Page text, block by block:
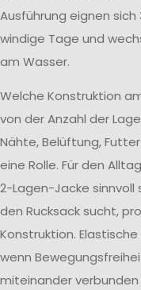
Ausführung eignen
windige Tage und
am Wasser.
Welche Konstruktion
von der Anzahl der
Nähte, Belüftung,
eine Rolle. Für den
2-Lagen-Jacke sinnvoll
den Rucksack sucht,
Konstruktion.
wenn
miteinander verbunden